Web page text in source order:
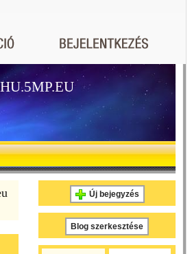
Új bejegyzés
Blog szerkesztése